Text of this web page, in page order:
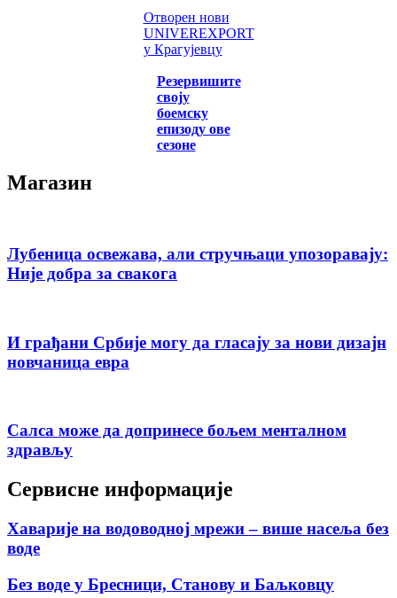
Отворен нови
UNIVEREXPORT
у Крагујевцу
Резервишите
своју
боемску
епизоду ове
сезоне
Магазин
Лубеница освежава, али стручњаци упозоравају:
Није добра за свакога
И грађани Србије могу да гласају за нови дизајн
новчаница евра
Салса може да допринесе бољем менталном
здрављу
Сервисне информације
Хаварије на водоводној мрежи – више насеља без
воде
Без воде у Бресници, Станову и Баљковцу